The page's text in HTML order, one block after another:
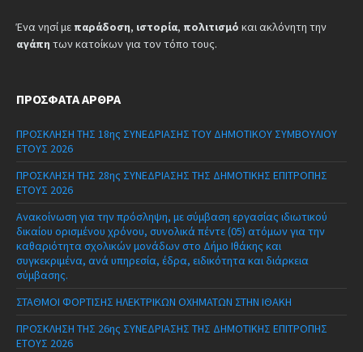
Ένα νησί με παράδοση, ιστορία, πολιτισμό και ακλόνητη την
αγάπη των κατοίκων για τον τόπο τους.
ΠΡΌΣΦΑΤΑ ΆΡΘΡΑ
ΠΡΟΣΚΛΗΣΗ ΤΗΣ 18ης ΣΥΝΕΔΡΙΑΣΗΣ ΤΟΥ ΔΗΜΟΤΙΚΟΥ ΣΥΜΒΟΥΛΙΟΥ
ΕΤΟΥΣ 2026
ΠΡΟΣΚΛΗΣΗ ΤΗΣ 28ης ΣΥΝΕΔΡΙΑΣΗΣ ΤΗΣ ΔΗΜΟΤΙΚΗΣ ΕΠΙΤΡΟΠΗΣ
ΕΤΟΥΣ 2026
Ανακοίνωση για την πρόσληψη, με σύμβαση εργασίας ιδιωτικού
δικαίου ορισμένου χρόνου, συνολικά πέντε (05) ατόμων για την
καθαριότητα σχολικών μονάδων στο Δήμο Ιθάκης και
συγκεκριμένα, ανά υπηρεσία, έδρα, ειδικότητα και διάρκεια
σύμβασης.
ΣΤΑΘΜΟΙ ΦΟΡΤΙΣΗΣ ΗΛΕΚΤΡΙΚΩΝ ΟΧΗΜΑΤΩΝ ΣΤΗΝ ΙΘΑΚΗ
ΠΡΟΣΚΛΗΣΗ ΤΗΣ 26ης ΣΥΝΕΔΡΙΑΣΗΣ ΤΗΣ ΔΗΜΟΤΙΚΗΣ ΕΠΙΤΡΟΠΗΣ
ΕΤΟΥΣ 2026